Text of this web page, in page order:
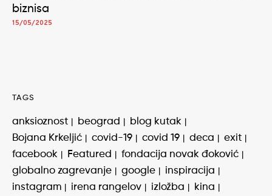
biznisa
15/05/2025
TAGS
anksioznost beograd
blog kutak
Bojana Krkeljić
covid-19 covid 19 deca
exit
facebook
Featured
fondacija novak đoković
globalno zagrevanje
google
inspiracija
instagram
irena rangelov izložba
kina